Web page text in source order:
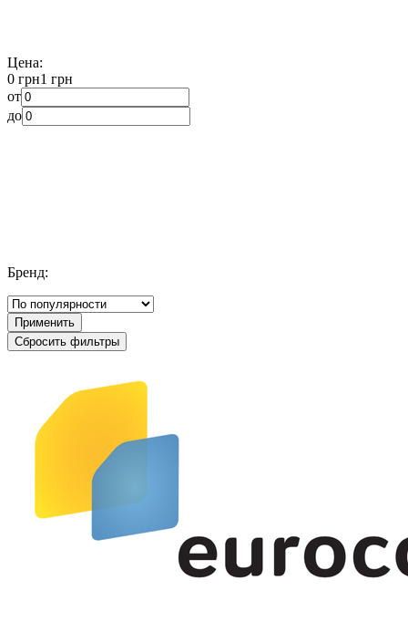
Цена:
0 грн1 грн
от
до
Бренд:
Применить
Сбросить фильтры